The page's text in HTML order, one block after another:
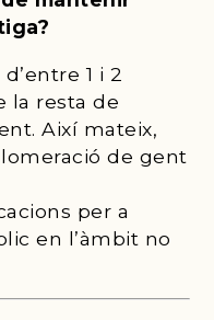
1 i 2
la resta de
Així mateix,
de gent
per a
en l’àmbit no